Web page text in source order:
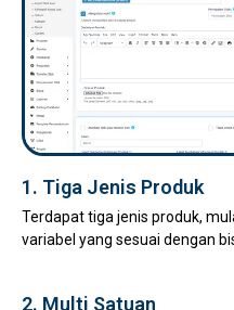
1. Tiga Jenis Produk
Terdapat tiga jenis produk,
variabel yang sesuai dengan
2. Multi Satuan